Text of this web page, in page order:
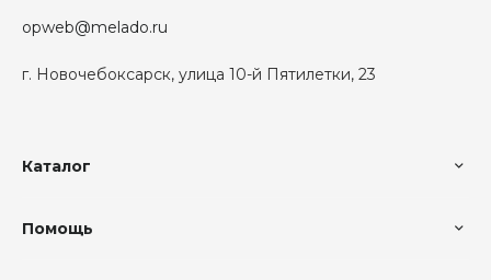
г. Новочебоксарск, улица 10-й Пятилетки, 23
opweb@melado.ru
Каталог
Помощь